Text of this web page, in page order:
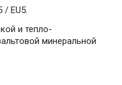
/ EU5.
и тепло-
минеральной